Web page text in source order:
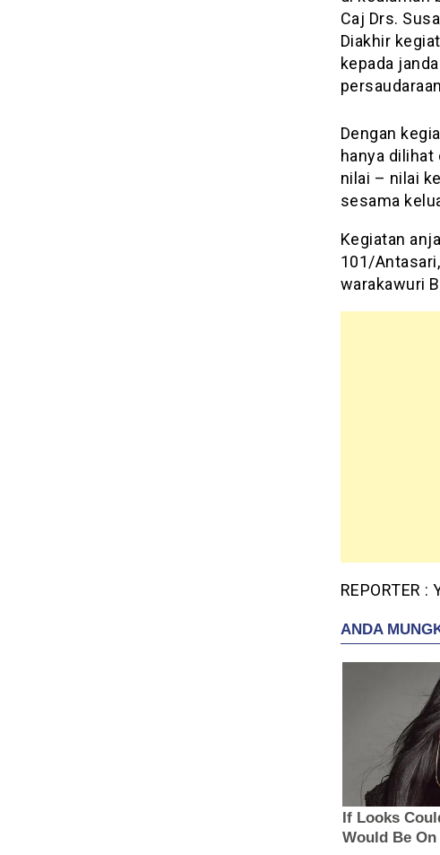
Caj Drs.
Diakhir
kepada
Dengan
hanya dilihat
nilai – nilai
sesama
Kegiatan
101/
warakawuri
REPORTER :